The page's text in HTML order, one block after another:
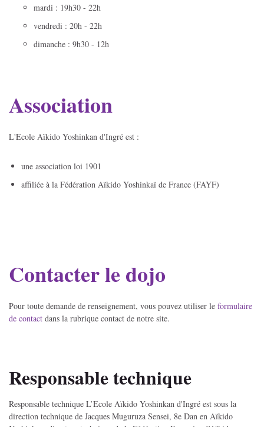
mardi : 19h30 - 22h
vendredi : 20h - 22h
dimanche : 9h30 - 12h
Association
L'Ecole Aïkido Yoshinkan d'Ingré est :
une association loi 1901
affiliée à la Fédération Aïkido Yoshinkaï de France (FAYF)
Contacter le dojo
Pour toute demande de renseignement, vous pouvez utiliser le formulaire
de contact dans la rubrique contact de notre site.
Responsable technique
Responsable technique L’Ecole Aïkido Yoshinkan d'Ingré est sous la
direction technique de Jacques Muguruza Sensei, 8e Dan en Aïkido